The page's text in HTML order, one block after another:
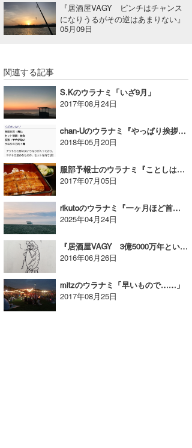
『居酒屋VAGY ピンチはチャンス
になりうるがその逆はあまりない』
05月09日
関連する記事
S.Kのウラナミ「いざ9月」
2017年08月24日
chan-Uのウラナミ『やっぱり挨拶ってイイネ !』
2018年05月20日
服部予報士のウラナミ『ことしは7月25日と8月6日』
2017年07月05日
rikutoのウラナミ『一ヶ月ほど首〜肩の痛みに悩まされていました』
2025年04月24日
『居酒屋VAGY 3億5000万年という気が遠くなるほどの時間』
2016年06月26日
mitzのウラナミ「早いもので……」
2017年08月25日